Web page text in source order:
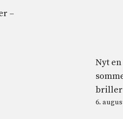
–
Nyt
briller
6.